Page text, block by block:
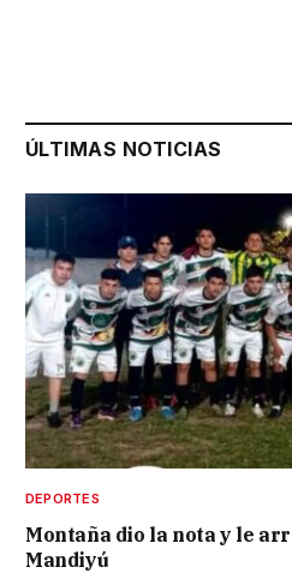
ÚLTIMAS NOTICIAS
DEPORTES
Montaña dio la nota y le
Mandiyú